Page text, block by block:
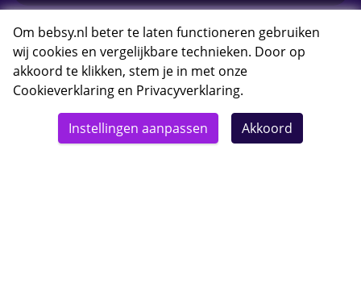
E-mail Bebsy.nl
© 2026 Bebsy.nl
Om bebsy.nl beter te laten functioneren gebruiken
wij cookies en vergelijkbare technieken. Door op
akkoord te klikken, stem je in met onze
Cookieverklaring en Privacyverklaring.
Instellingen aanpassen Akkoord